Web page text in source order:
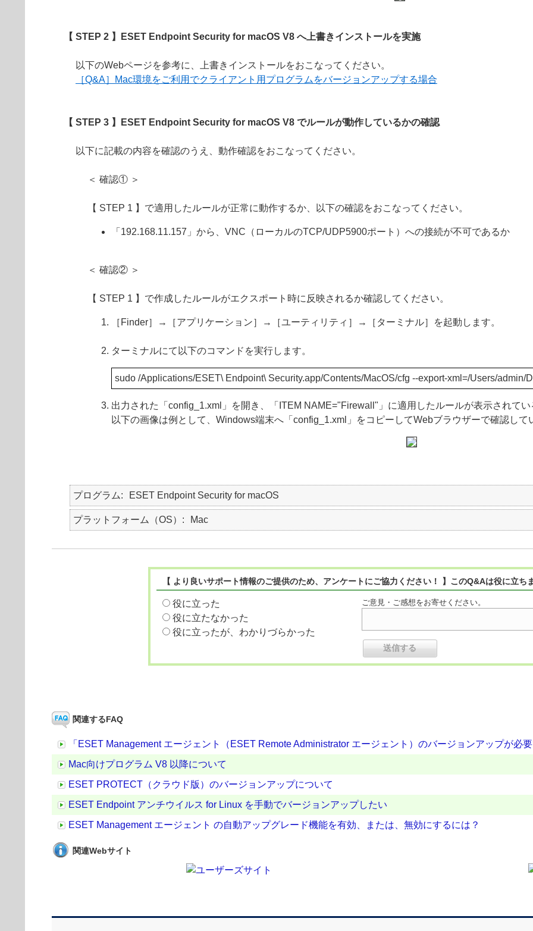
【 STEP 2 】ESET Endpoint Security for macOS V8 へ上書きインストールを実施
以下のWebページを参考に、上書きインストールをおこなってください。
［Q&A］Mac環境をご利用でクライアント用プログラムをバージョンアップする場合
【 STEP 3 】ESET Endpoint Security for macOS V8 でルールが動作しているかの確認
以下に記載の内容を確認のうえ、動作確認をおこなってください。
＜ 確認① ＞
【 STEP 1 】で適用したルールが正常に動作するか、以下の確認をおこなってください。
「192.168.11.157」から、VNC（ローカルのTCP/UDP5900ポート）への接続が不可であるか
＜ 確認② ＞
【 STEP 1 】で作成したルールがエクスポート時に反映されるか確認してください。
［Finder］→［アプリケーション］→［ユーティリティ］→［ターミナル］を起動します。
ターミナルにて以下のコマンドを実行します。
sudo /Applications/ESET\ Endpoint\ Security.app/Contents/MacOS/cfg --export-xml=/Users/admin/
出力された「config_1.xml」を開き、「ITEM NAME="Firewall"」に適用したルールが表示されてい
以下の画像は例として、Windows端末へ「config_1.xml」をコピーしてWebブラウザーで確認して
プログラム ESET Endpoint Security for macOS
プラットフォーム（OS） Mac
【 より良いサポート情報のご提供のため、アンケートにご協力ください！ 】このQ&Aは役に立ち
役に立った
役に立たなかった
役に立ったが、わかりづらかった
ご意見・ご感想をお寄せください。
関連するFAQ
「ESET Management エージェント（ESET Remote Administrator エージェント）のバージョンアップが必
Mac向けプログラム V8 以降について
ESET PROTECT（クラウド版）のバージョンアップについて
ESET Endpoint アンチウイルス for Linux を手動でバージョンアップしたい
ESET Management エージェント の自動アップグレード機能を有効、または、無効にするには？
関連Webサイト